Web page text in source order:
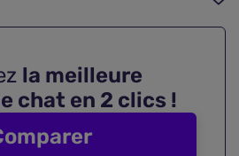
la meilleure
chat en 2 clics !